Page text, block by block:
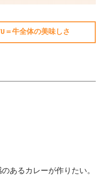
＝牛全体の美味しさ
あるカレーが作りたい。